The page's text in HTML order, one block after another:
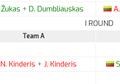
Žukas + D. Dumbliauskas A.
I ROUND
Team A
N. Kinderis + J. Kinderis